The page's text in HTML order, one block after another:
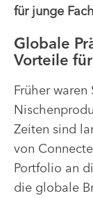
für junge
Globale
Vorteile
Früher waren
Zeiten sind
von
Portfolio an
die globale